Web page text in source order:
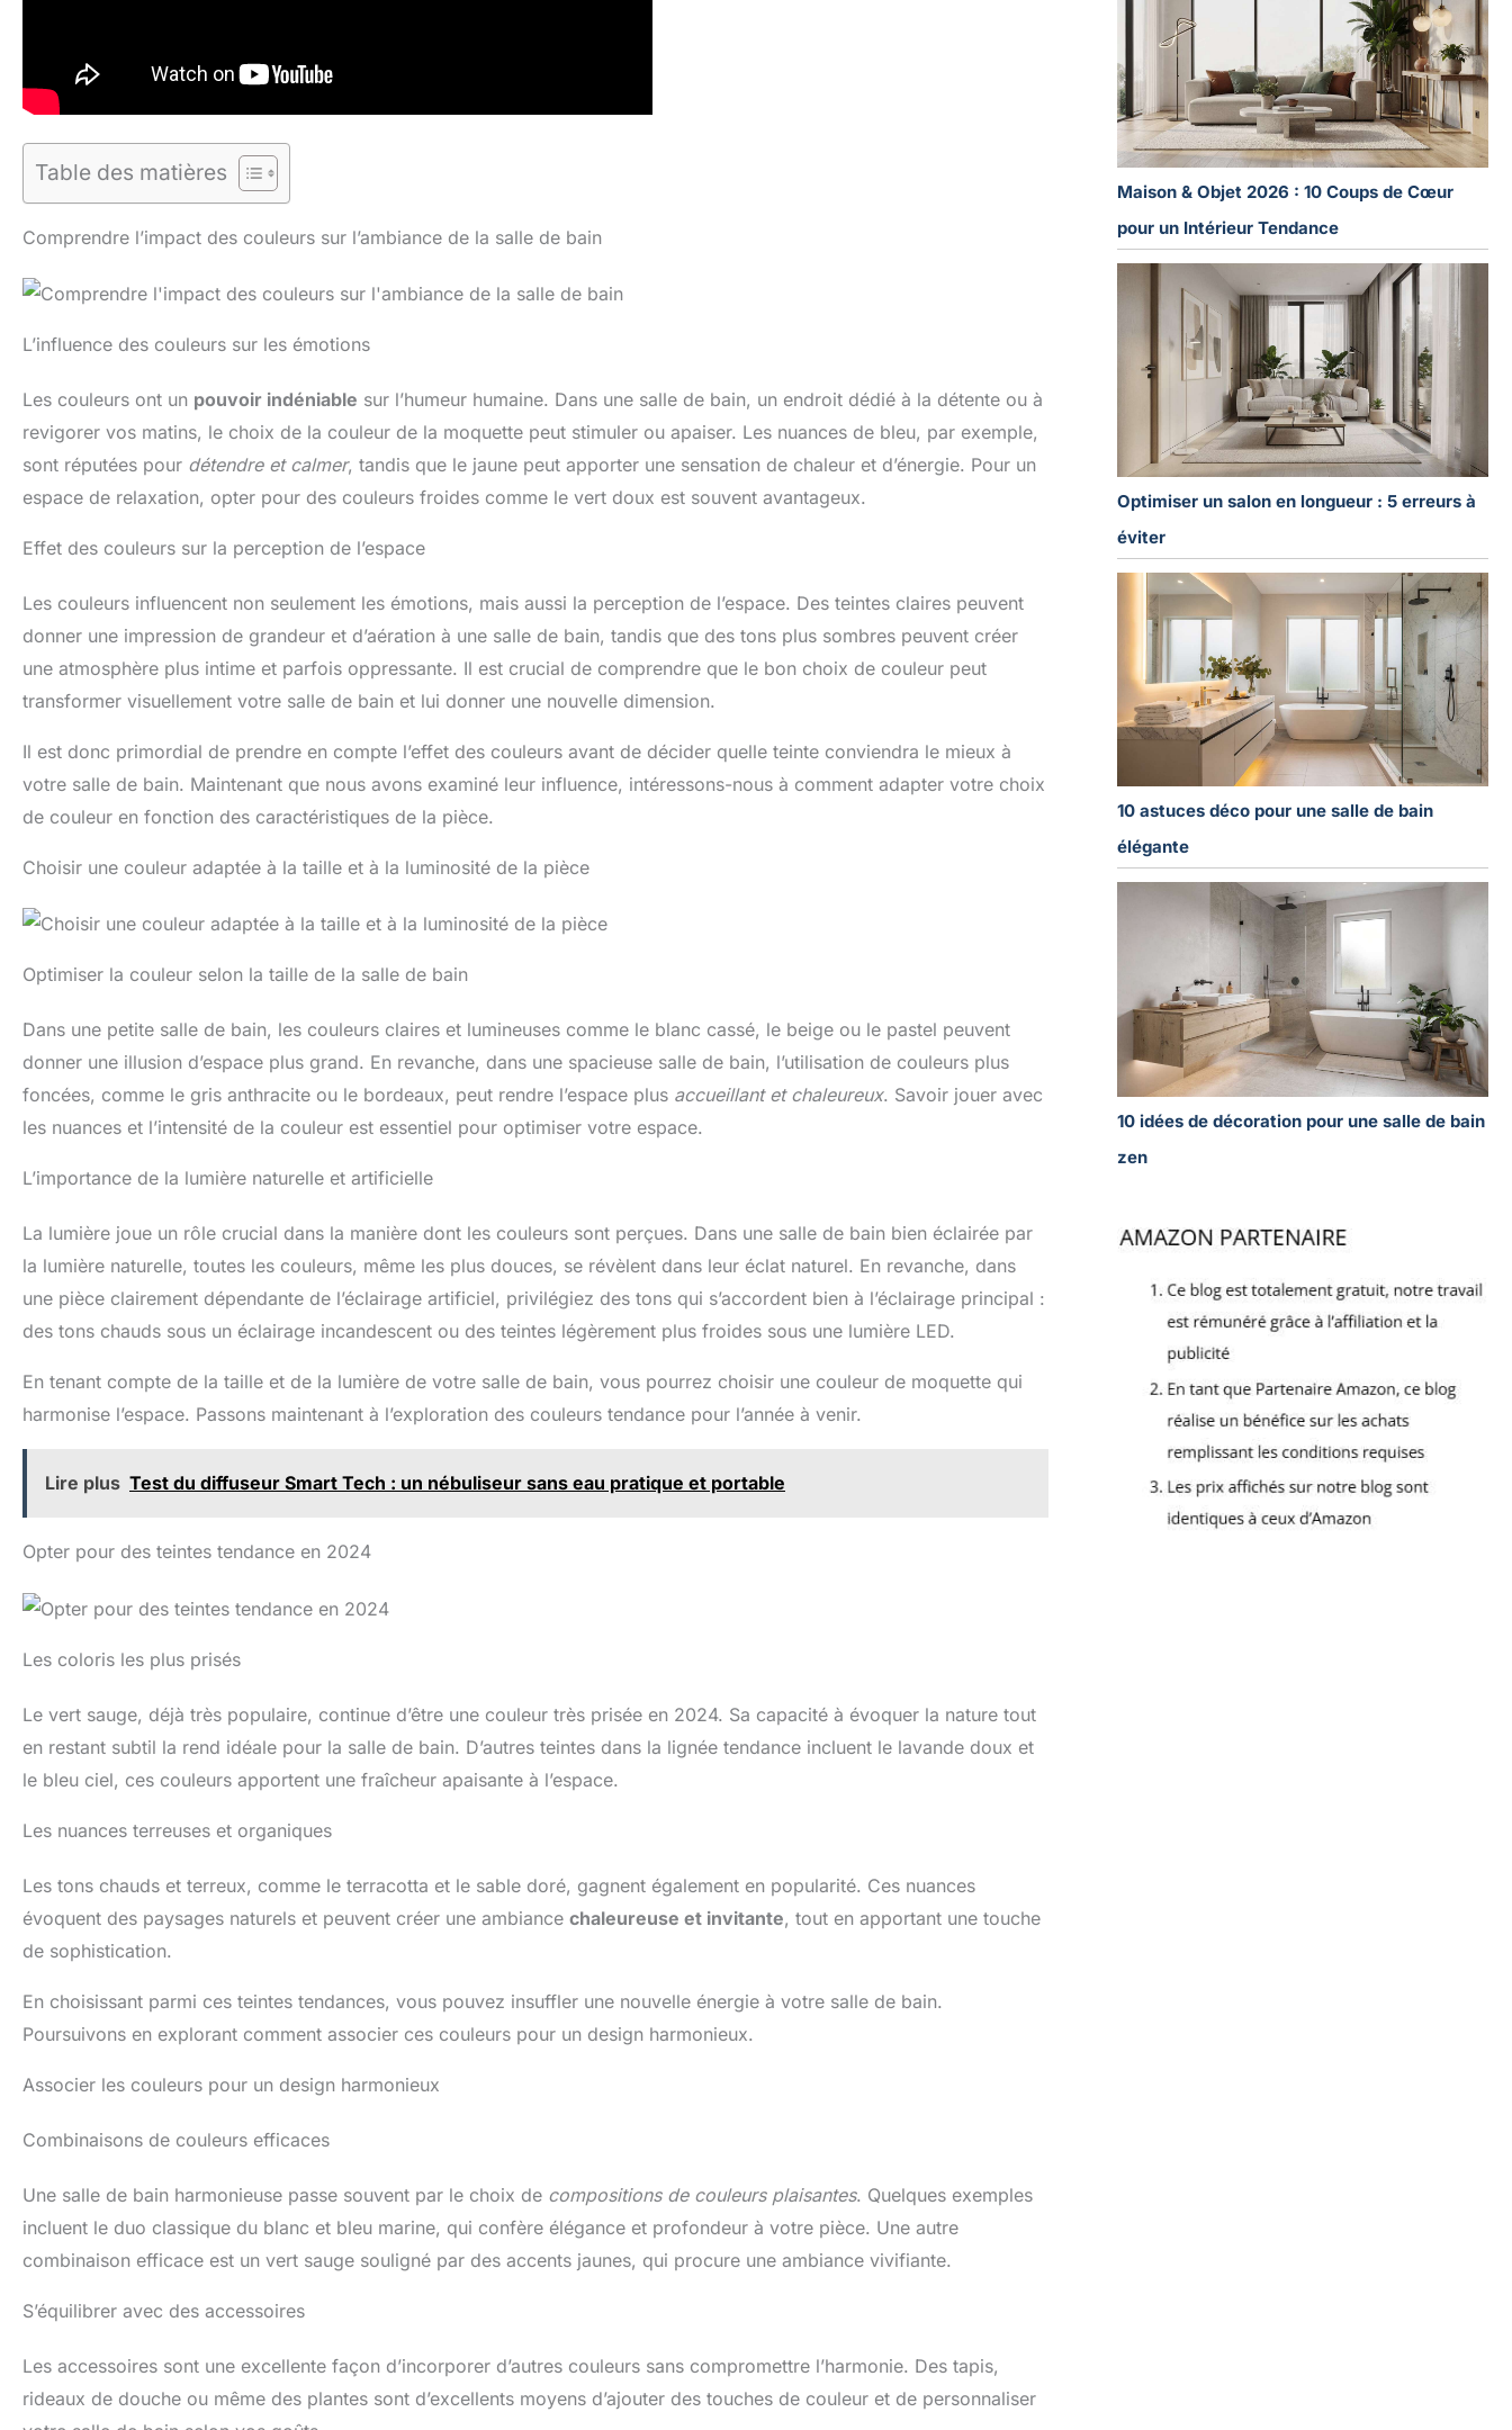
Table des matières
Comprendre l’impact des couleurs sur l’ambiance de la salle de bain
L’influence des couleurs sur les émotions
Les couleurs ont un pouvoir indéniable sur l’humeur humaine. Dans une salle de bain, un endroit dédié à la détente ou à
revigorer vos matins, le choix de la couleur de la moquette peut stimuler ou apaiser. Les nuances de bleu, par exemple,
sont réputées pour détendre et calmer, tandis que le jaune peut apporter une sensation de chaleur et d’énergie. Pour un
espace de relaxation, opter pour des couleurs froides comme le vert doux est souvent avantageux.
Effet des couleurs sur la perception de l’espace
Les couleurs influencent non seulement les émotions, mais aussi la perception de l’espace. Des teintes claires peuvent
donner une impression de grandeur et d’aération à une salle de bain, tandis que des tons plus sombres peuvent créer
une atmosphère plus intime et parfois oppressante. Il est crucial de comprendre que le bon choix de couleur peut
transformer visuellement votre salle de bain et lui donner une nouvelle dimension.
Il est donc primordial de prendre en compte l’effet des couleurs avant de décider quelle teinte conviendra le mieux à
votre salle de bain. Maintenant que nous avons examiné leur influence, intéressons-nous à comment adapter votre choix
de couleur en fonction des caractéristiques de la pièce.
Choisir une couleur adaptée à la taille et à la luminosité de la pièce
Optimiser la couleur selon la taille de la salle de bain
Dans une petite salle de bain, les couleurs claires et lumineuses comme le blanc cassé, le beige ou le pastel peuvent
donner une illusion d’espace plus grand. En revanche, dans une spacieuse salle de bain, l’utilisation de couleurs plus
foncées, comme le gris anthracite ou le bordeaux, peut rendre l’espace plus accueillant et chaleureux. Savoir jouer avec
les nuances et l’intensité de la couleur est essentiel pour optimiser votre espace.
L’importance de la lumière naturelle et artificielle
La lumière joue un rôle crucial dans la manière dont les couleurs sont perçues. Dans une salle de bain bien éclairée par
la lumière naturelle, toutes les couleurs, même les plus douces, se révèlent dans leur éclat naturel. En revanche, dans
une pièce clairement dépendante de l’éclairage artificiel, privilégiez des tons qui s’accordent bien à l’éclairage principal :
des tons chauds sous un éclairage incandescent ou des teintes légèrement plus froides sous une lumière LED.
En tenant compte de la taille et de la lumière de votre salle de bain, vous pourrez choisir une couleur de moquette qui
harmonise l’espace. Passons maintenant à l’exploration des couleurs tendance pour l’année à venir.
Lire plus Test du diffuseur Smart Tech : un nébuliseur sans eau pratique et portable
Opter pour des teintes tendance en 2024
Les coloris les plus prisés
Le vert sauge, déjà très populaire, continue d’être une couleur très prisée en 2024. Sa capacité à évoquer la nature tout
en restant subtil la rend idéale pour la salle de bain. D’autres teintes dans la lignée tendance incluent le lavande doux et
le bleu ciel, ces couleurs apportent une fraîcheur apaisante à l’espace.
Les nuances terreuses et organiques
Les tons chauds et terreux, comme le terracotta et le sable doré, gagnent également en popularité. Ces nuances
évoquent des paysages naturels et peuvent créer une ambiance chaleureuse et invitante, tout en apportant une touche
de sophistication.
En choisissant parmi ces teintes tendances, vous pouvez insuffler une nouvelle énergie à votre salle de bain.
Poursuivons en explorant comment associer ces couleurs pour un design harmonieux.
Associer les couleurs pour un design harmonieux
Combinaisons de couleurs efficaces
Une salle de bain harmonieuse passe souvent par le choix de compositions de couleurs plaisantes. Quelques exemples
incluent le duo classique du blanc et bleu marine, qui confère élégance et profondeur à votre pièce. Une autre
combinaison efficace est un vert sauge souligné par des accents jaunes, qui procure une ambiance vivifiante.
S’équilibrer avec des accessoires
Les accessoires sont une excellente façon d’incorporer d’autres couleurs sans compromettre l’harmonie. Des tapis,
rideaux de douche ou même des plantes sont d’excellents moyens d’ajouter des touches de couleur et de personnaliser
Maison & Objet 2026 : 10 Coups de Cœur
pour un Intérieur Tendance
Optimiser un salon en longueur : 5 erreurs à
éviter
10 astuces déco pour une salle de bain
élégante
10 idées de décoration pour une salle de bain
zen